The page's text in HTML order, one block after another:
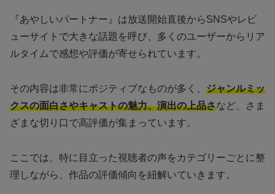
『あやしいパートナー』は放送開始直後からSNSやレビ
ューサイトで大きな話題を呼び、多くのユーザーからリア
ルタイムで感想や評価が寄せられています。
その内容は非常にポジティブなものが多く、 ジャンルミッ
クスの面白さやキャストの魅力、演出の上品さなど、さま
ざまな切り口で高評価が集まっています。
ここでは、特に目立った視聴者の声をカテゴリーごとに整
理しながら、作品の評価傾向を紐解いていきます。